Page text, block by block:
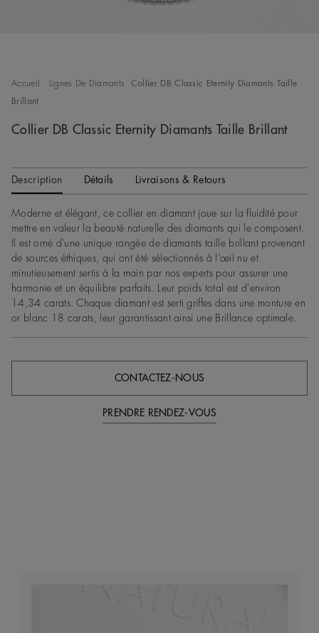
Accueil Lignes De Diamants Collier DB Classic Eternity Diamants Taille
Brillant
Collier DB Classic Eternity Diamants Taille Brillant
Description Détails Livraisons & Retours
Moderne et élégant, ce collier en diamant joue sur la fluidité pour
mettre en valeur la beauté naturelle des diamants qui le composent.
Il est orné d'une unique rangée de diamants taille brillant provenant
de sources éthiques, qui ont été sélectionnés à l'œil nu et
minutieusement sertis à la main par nos experts pour assurer une
harmonie et un équilibre parfaits. Leur poids total est d'environ
14,34 carats. Chaque diamant est serti griffes dans une monture en
or blanc 18 carats, leur garantissant ainsi une Brillance optimale.
CONTACTEZ-NOUS
PRENDRE RENDEZ-VOUS